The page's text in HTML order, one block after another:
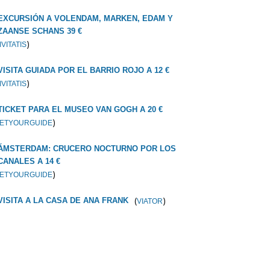
A VOLENDAM, MARKEN, EDAM Y
SCHANS 39 €
)
GUIADA POR EL BARRIO ROJO A 12 €
)
PARA EL MUSEO VAN GOGH A 20 €
)
CRUCERO NOCTURNO POR LOS
A 14 €
)
A LA CASA DE ANA FRANK (VIATOR)